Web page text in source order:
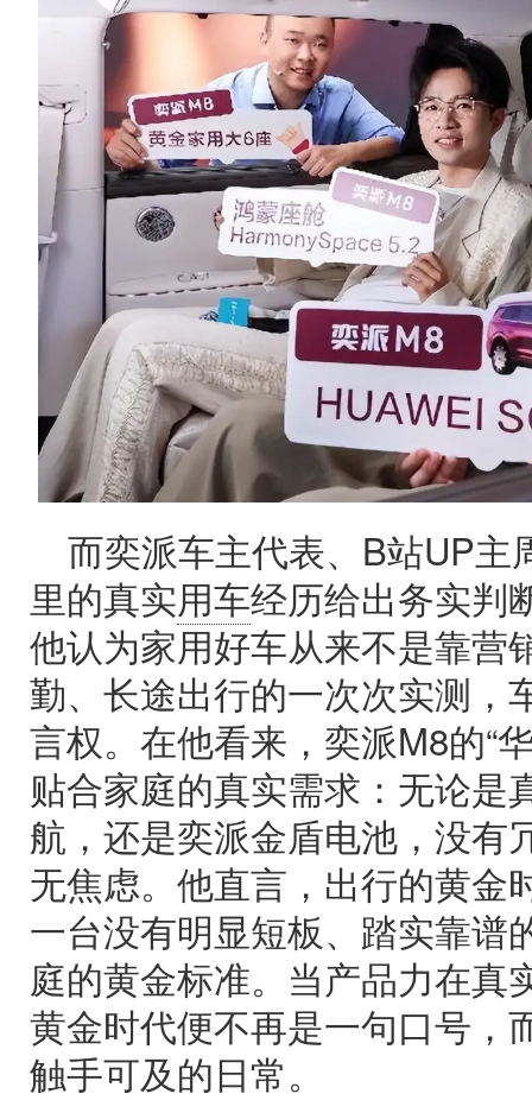
而奕派车主代表、B站UP主
里的真实用车经历给出务实判
他认为家用好车从来不是靠营
勤、长途出行的一次次实测，
言权。在他看来，奕派M8的“
贴合家庭的真实需求：无论是
航，还是奕派金盾电池，没有
无焦虑。他直言，出行的黄金
一台没有明显短板、踏实靠谱
庭的黄金标准。当产品力在真
黄金时代便不再是一句口号，
触手可及的日常。